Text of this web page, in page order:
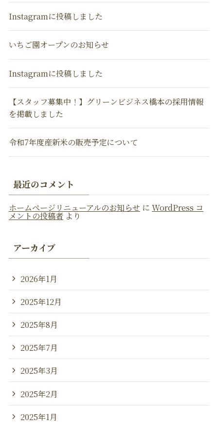
Instagramに投稿しました
いちご園オープンのお知らせ
Instagramに投稿しました
【スタッフ募集中！】グリーンビジネス橋本の採用情報
を掲載しました
令和7年度産新米の販売予定について
最近のコメント
ホームページリニューアルのお知らせ に WordPress コ
メントの投稿者より
アーカイブ
2026年1月
2025年12月
2025年8月
2025年7月
2025年3月
2025年2月
2025年1月